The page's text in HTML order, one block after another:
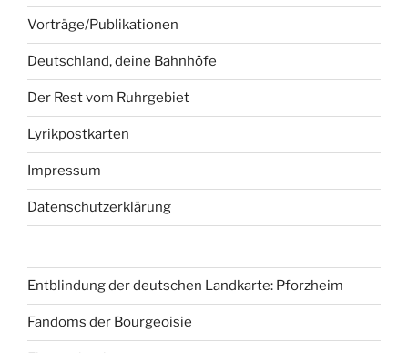
Vorträge/Publikationen
Deutschland, deine Bahnhöfe
Der Rest vom Ruhrgebiet
Lyrikpostkarten
Impressum
Datenschutzerklärung
Entblindung der deutschen Landkarte: Pforzheim
Fandoms der Bourgeoisie